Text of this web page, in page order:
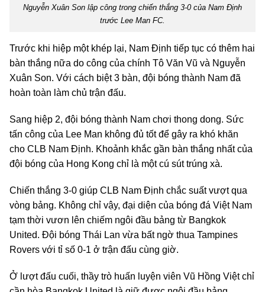
Nguyễn Xuân Son lập công trong chiến thắng 3-0 của Nam Định
trước Lee Man FC.
Trước khi hiệp một khép lại, Nam Định tiếp tục có thêm hai
bàn thắng nữa do công của chính Tô Văn Vũ và Nguyễn
Xuân Son. Với cách biệt 3 bàn, đội bóng thành Nam đã
hoàn toàn làm chủ trận đấu.
Sang hiệp 2, đội bóng thành Nam chơi thong dong. Sức
tấn công của Lee Man không đủ tốt để gây ra khó khăn
cho CLB Nam Định. Khoảnh khắc gần bàn thắng nhất của
đội bóng của Hong Kong chỉ là một cú sút trúng xà.
Chiến thắng 3-0 giúp CLB Nam Định chắc suất vượt qua
vòng bảng. Không chỉ vậy, đại diện của bóng đá Việt Nam
tạm thời vươn lên chiếm ngôi đầu bảng từ Bangkok
United. Đội bóng Thái Lan vừa bất ngờ thua Tampines
Rovers với tỉ số 0-1 ở trận đấu cùng giờ.
Ở lượt đấu cuối, thầy trò huấn luyện viên Vũ Hồng Việt chỉ